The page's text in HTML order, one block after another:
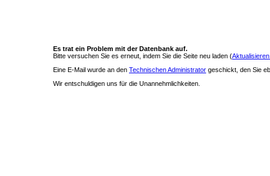
Es trat ein Problem mit der Datenbank auf.
Bitte versuchen Sie es erneut, indem Sie die Seite neu laden (
Eine E-Mail wurde an den Technischen Administrator geschickt, den Sie
Wir entschuldigen uns für die Unannehmlichkeiten.